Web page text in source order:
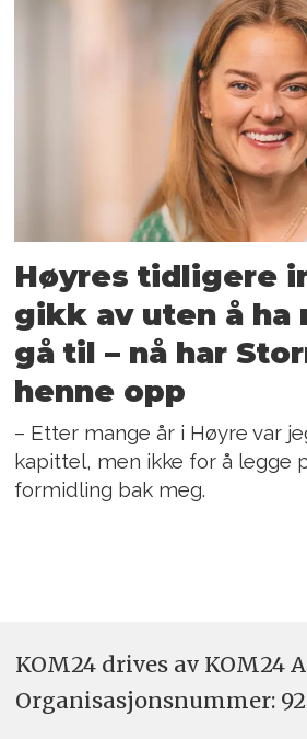
Høyres tidligere
gikk av uten å ha
gå til – nå har
henne opp
– Etter mange år i Høyre var
kapittel, men ikke for å legge
formidling bak meg.
KOM24 drives av KOM24
Organisasjons­nummer: